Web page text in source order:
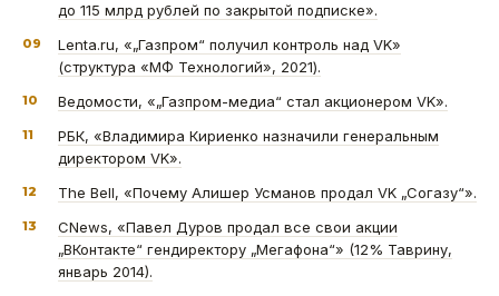
до 115 млрд рублей по закрытой подписке».
09
Lenta.ru, «„Газпром“ получил контроль над VK»
(структура «МФ Технологий», 2021).
10 Ведомости, «„Газпром-медиа“ стал акционером VK».
11
РБК, «Владимира Кириенко назначили генеральным
директором VK».
12 The Bell, «Почему Алишер Усманов продал VK „Согазу“».
13
CNews, «Павел Дуров продал все свои акции
„ВКонтакте“ гендиректору „Мегафона“» (12% Таврину,
январь 2014).